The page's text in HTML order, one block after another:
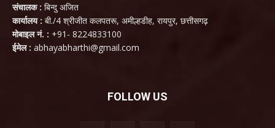
संचालक : बिन्दु अजित
कार्यालय : बी./4 श्रीजीत कलपतरू, अमील्हडीह, रायपुर, छत्तीसगढ़
मोबाइल नं. : +91- 8224833100
ईमेल : abhayabharthi@gmail.com
FOLLOW US